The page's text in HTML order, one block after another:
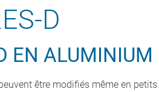
D
EN ALUMINIUM
être modifiés même en petits